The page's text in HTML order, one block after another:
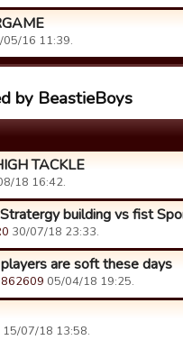
05/16 11:39.
by BeastieBoys
TACKLE
18 16:42.
building vs fist
30/07/18 23:33.
are soft these days
05/04/18 19:25.
15/07/18 13:58.